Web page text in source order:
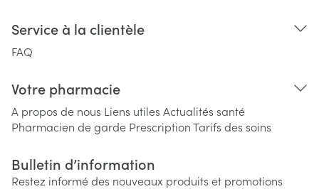
Service à la clientèle
FAQ
Votre pharmacie
A propos de nous Liens utiles Actualités santé
Pharmacien de garde PrescriptionTarifs des soins
Bulletin d’information
Restez informé des nouveaux produits et promotions